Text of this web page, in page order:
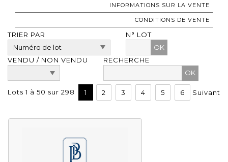
INFORMATIONS SUR LA VENTE
CONDITIONS DE VENTE
TRIER PAR
N° LOT
OK
VENDU / NON VENDU
RECHERCHE
Lots 1 à 50 sur 298 1 2 3 4 5 6 Suivant